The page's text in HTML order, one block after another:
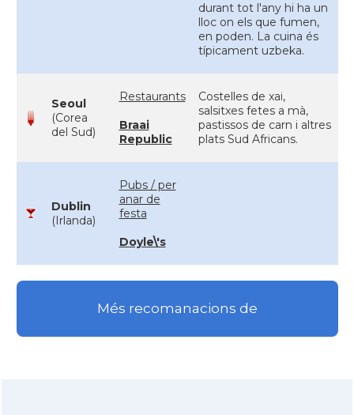
durant tot l'any hi ha un
lloc on els que fumen,
en poden. La cuina és
típicament uzbeka.
Seoul
(Corea
del Sud)
Restaurants
Braai
Republic
Costelles de xai,
salsitxes fetes a mà,
pastissos de carn i altres
plats Sud Africans.
Dublin
(Irlanda)
Pubs / per
anar de
festa
Doyle\'s
Més recomanacions de